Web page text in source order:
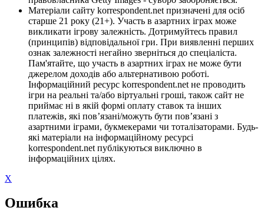
Матеріали сайту korrespondent.net призначені для осіб
старше 21 року (21+). Участь в азартних іграх може
викликати ігрову залежність. Дотримуйтесь правил
(принципів) відповідальної гри. При виявленні перших
ознак залежності негайно зверніться до спеціаліста.
Пам'ятайте, що участь в азартних іграх не може бути
джерелом доходів або альтернативою роботі.
Інформаційний ресурс korrespondent.net не проводить
ігри на реальні та/або віртуальні гроші, також сайт не
приймає ні в якій формі оплату ставок та інших
платежів, які пов’язані/можуть бути пов’язані з
азартними іграми, букмекерами чи тоталізаторами. Будь-
які матеріали на інформаційному ресурсі
korrespondent.net публікуються виключно в
інформаційних цілях.
X
Ошибка